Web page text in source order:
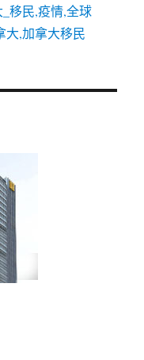
移民,疫情,全球
大,加拿大移民